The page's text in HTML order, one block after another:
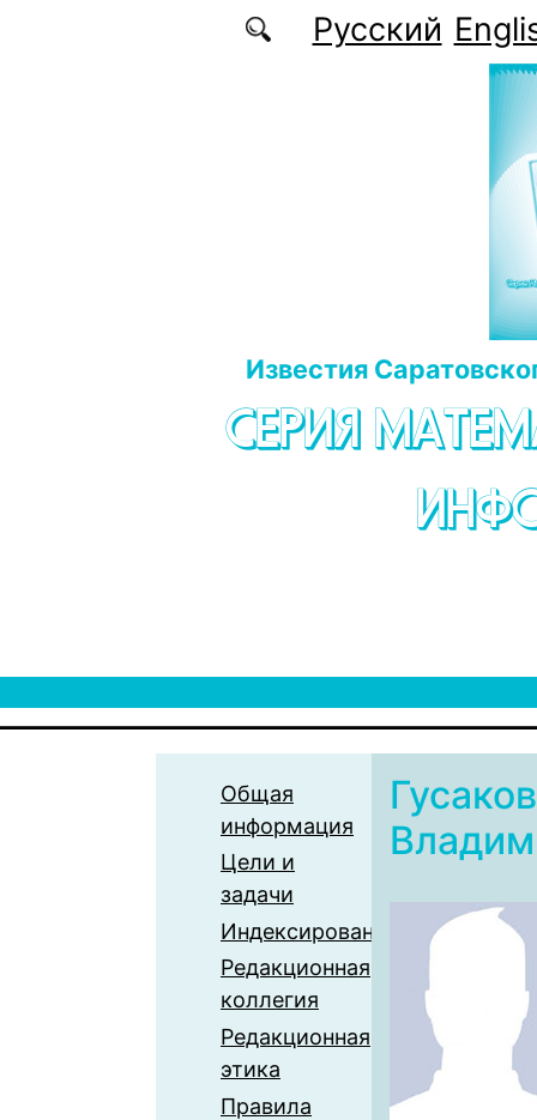
Перейти к основному содержаниюРусский
Известия
СЕРИЯ
Общая
информация
Цели и
задачи
Индексирование
Редакционная
коллегия
Редакционная
этика
Правила